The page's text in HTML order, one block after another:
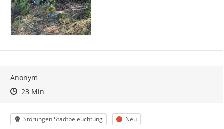
Anonym
Zeitpunkt des Erstellens
Zeitpunkt des Erstellens
23 MinZur Äußerung
Kategorie
Störungen Stadtbeleuchtung Status
Neu